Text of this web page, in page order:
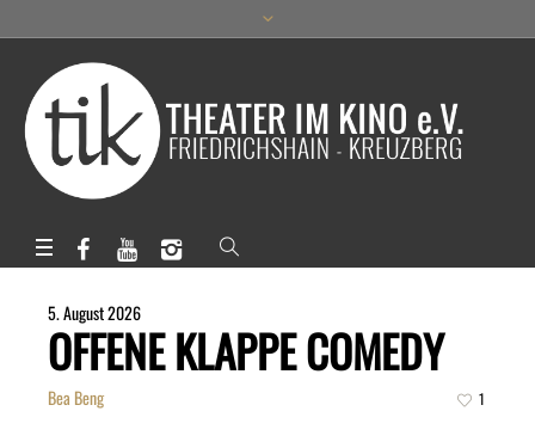
5. August 2026
OFFENE KLAPPE COMEDY
Bea Beng 1